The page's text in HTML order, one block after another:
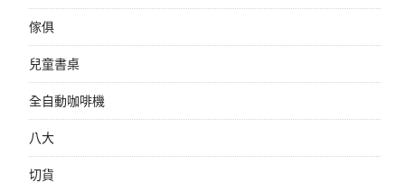
傢俱
兒童書桌
全自動咖啡機
八大
切貨